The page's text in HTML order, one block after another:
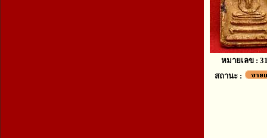
หมายเลข :
สถานะ :